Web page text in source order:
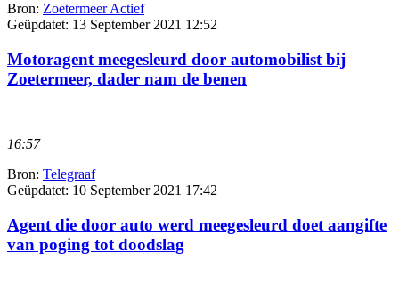
Bron: Zoetermeer Actief
Geüpdatet: 13 September 2021 12:52
Motoragent meegesleurd door automobilist bij
Zoetermeer, dader nam de benen
16:57
Bron: Telegraaf
Geüpdatet: 10 September 2021 17:42
Agent die door auto werd meegesleurd doet aangifte
van poging tot doodslag